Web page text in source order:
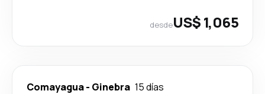
desdeUS$ 1,065
Comayagua- Ginebra 15 días